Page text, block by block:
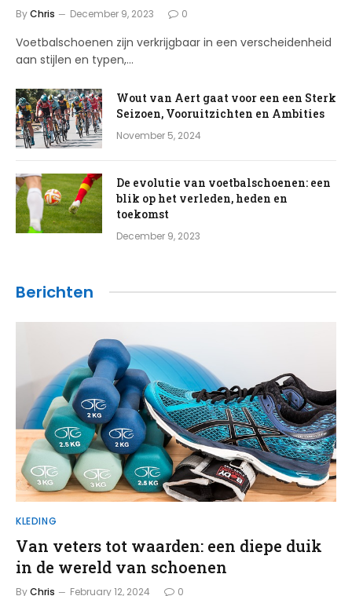
ByChris December 9, 2023 0
Voetbalschoenen zijn verkrijgbaar in een verscheidenheid
aan stijlen en typen,…
Wout van Aert gaat voor een een Sterk
Seizoen, Vooruitzichten en Ambities
November 5, 2024
De evolutie van voetbalschoenen: een
blik op het verleden, heden en
toekomst
December 9, 2023
Berichten
KLEDING
Van veters tot waarden: een diepe duik
in de wereld van schoenen
ByChris February 12, 2024 0